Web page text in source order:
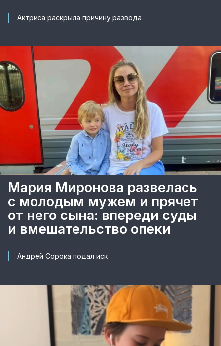
Актриса раскрыла причину развода
Мария Миронова развелась
с молодым мужем и прячет
от него сына: впереди суды
и вмешательство опеки
Андрей Сорока подал иск